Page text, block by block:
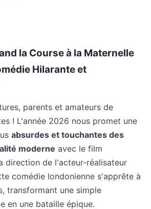
la Course à la Maternelle
Hilarante et
parents et amateurs de
! L'année 2026 nous promet une
absurdes et touchantes des
moderne avec le film
direction de l'acteur-réalisateur
comédie londonienne s'apprête à
transformant une simple
en une bataille épique.